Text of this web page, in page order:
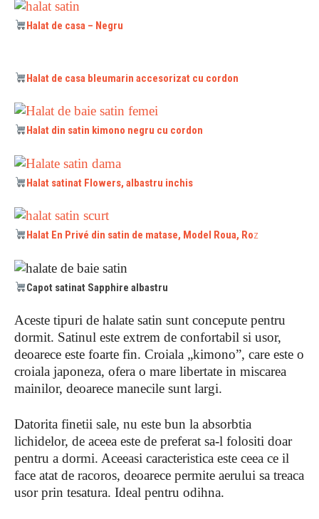
Halat de casa – Negru
Halat de casa bleumarin accesorizat cu cordon
Halat din satin kimono negru cu cordon
Halat satinat Flowers, albastru inchis
Halat En Privé din satin de matase, Model Roua, Roz
Capot satinat Sapphire albastru
Aceste tipuri de halate satin sunt concepute pentru
dormit. Satinul este extrem de confortabil si usor,
deoarece este foarte fin. Croiala „kimono”, care este o
croiala japoneza, ofera o mare libertate in miscarea
mainilor, deoarece manecile sunt largi.
Datorita finetii sale, nu este bun la absorbtia
lichidelor, de aceea este de preferat sa-l folositi doar
pentru a dormi. Aceeasi caracteristica este ceea ce il
face atat de racoros, deoarece permite aerului sa treaca
usor prin tesatura. Ideal pentru odihna.